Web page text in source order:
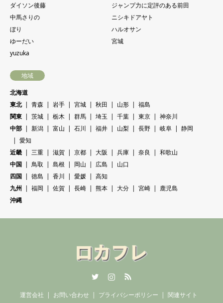
ダイソン後藤
ジャンプ力に定評のある前田
中馬さりの
ニシキドアヤト
ぼり
ハルオサン
ゆーだい
宮城
yuzuka
地域
北海道
東北
青森 岩手 宮城 秋田 山形
福島
関東
茨城 栃木 群馬 埼玉 千葉 東京
神奈川
中部
新潟 富山 石川 福井 山梨 長野 岐阜
静岡
愛知
近畿
三重 滋賀 京都 大阪 兵庫 奈良
和歌山
中国
鳥取 島根 岡山 広島
山口
四国
徳島 香川 愛媛
高知
九州
福岡 佐賀 長崎 熊本 大分 宮崎
鹿児島
沖縄
運営会社 お問い合わせ プライバシーポリシー 関連サイト